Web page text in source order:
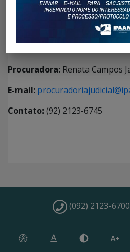
das demais Procuradorias.
Procuradora: Renata Campos
E-mail:
Contato:(92) 2123-6745
(092) 2123-